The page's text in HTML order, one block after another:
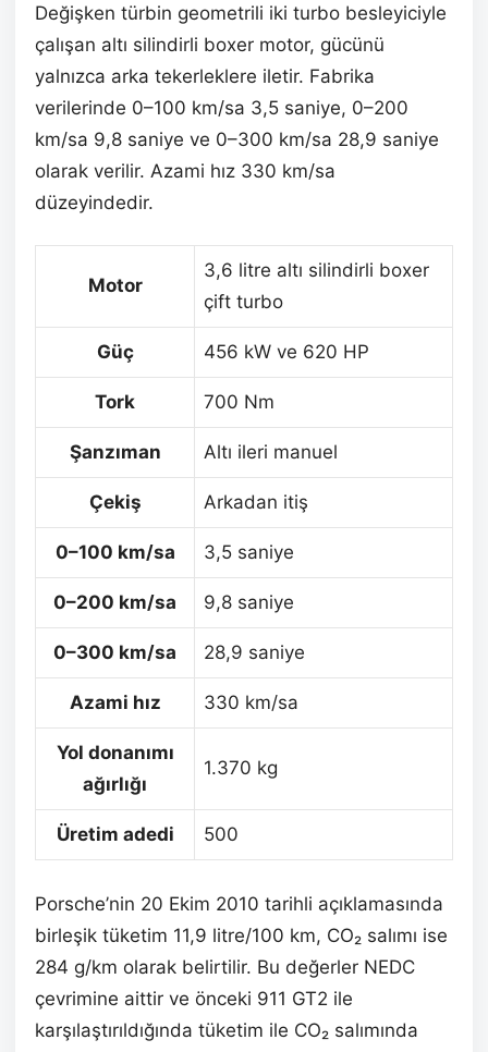
Değişken türbin geometrili iki turbo besleyiciyle
çalışan altı silindirli boxer motor, gücünü
yalnızca arka tekerleklere iletir. Fabrika
verilerinde 0–100 km/sa 3,5 saniye, 0–200
km/sa 9,8 saniye ve 0–300 km/sa 28,9 saniye
olarak verilir. Azami hız 330 km/sa
düzeyindedir.
Motor
3,6 litre altı silindirli boxer
çift turbo
Güç 456 kW ve 620 HP
Tork 700 Nm
Şanzıman Altı ileri manuel
Çekiş Arkadan itiş
0–100 km/sa 3,5 saniye
0–200 km/sa 9,8 saniye
0–300 km/sa 28,9 saniye
Azami hız 330 km/sa
Yol donanımı
ağırlığı
1.370 kg
Üretim adedi 500
Porsche’nin 20 Ekim 2010 tarihli açıklamasında
birleşik tüketim 11,9 litre/100 km, CO₂ salımı ise
284 g/km olarak belirtilir. Bu değerler NEDC
çevrimine aittir ve önceki 911 GT2 ile
karşılaştırıldığında tüketim ile CO₂ salımında